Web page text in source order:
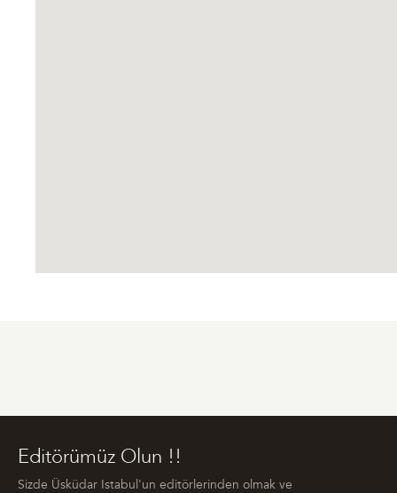
Editörümüz Olun !!
Sizde Üsküdar Istabul'un editörlerinden olmak ve